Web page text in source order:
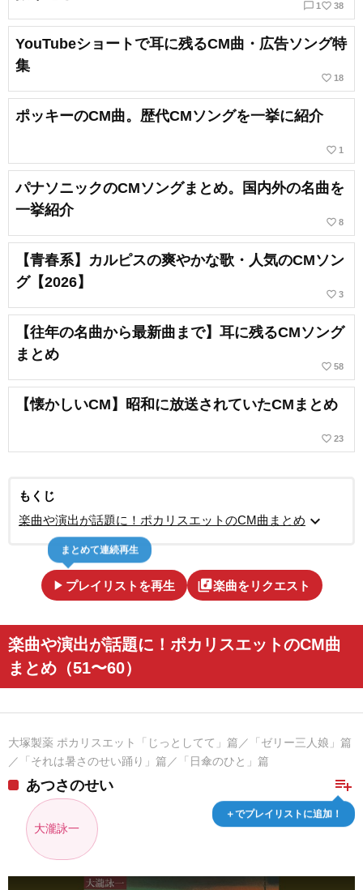
chat_bubble_outline 1 favorite_border 38
YouTubeショートで耳に残るCM曲・広告ソング特
集
favorite_border 18
ポッキーのCM曲。歴代CMソングを一挙に紹介
favorite_border 1
パナソニックのCMソングまとめ。国内外の名曲を
一挙紹介
favorite_border 8
【青春系】カルピスの爽やかな歌・人気のCMソン
グ【2026】
favorite_border 3
【往年の名曲から最新曲まで】耳に残るCMソング
まとめ
favorite_border 58
【懐かしいCM】昭和に放送されていたCMまとめ
favorite_border 23
もくじ
楽曲や演出が話題に！ポカリスエットのCM曲まとめ expand_more
play_arrow プレイリストを再生
まとめて連続再生
library_music楽曲をリクエスト
楽曲や演出が話題に！ポカリスエットのCM曲
まとめ（51〜60）
大塚製薬 ポカリスエット「じっとしてて」篇／「ゼリー三人娘」篇
／「それは暑さのせい踊り」篇／「日傘のひと」篇
playlist_add
＋でプレイリストに追加！
あつさのせい
大瀧詠一